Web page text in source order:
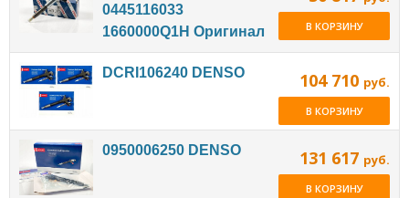
0445116033
1660000Q1H Оригинал
В КОРЗИНУ
DCRI106240 DENSO 104 710 руб.
В КОРЗИНУ
0950006250 DENSO 131 617 руб.
В КОРЗИНУ